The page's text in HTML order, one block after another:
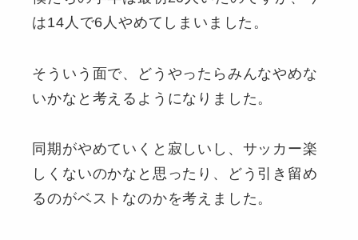
は14人で6人やめてしまいました。
そういう面で、どうやったらみんなやめな
いかなと考えるようになりました。
同期がやめていくと寂しいし、サッカー楽
しくないのかなと思ったり、どう引き留め
るのがベストなのかを考えました。